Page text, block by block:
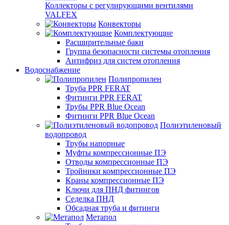
Коллекторы с регулирующими вентилями
VALFEX
Конвекторы
Комплектующие
Расширительные баки
Группа безопасности системы отопления
Антифриз для систем отопления
Водоснабжение
Полипропилен
Труба PPR FERAT
Фитинги PPR FERAT
Трубы PPR Blue Ocean
Фитинги PPR Blue Ocean
Полиэтиленовый
водопровод
Трубы напорные
Муфты компрессионные ПЭ
Отводы компрессионные ПЭ
Тройники компрессионные ПЭ
Краны компрессионные ПЭ
Ключи для ПНД фитингов
Седелка ПНД
Обсадная труба и фитинги
Метапол